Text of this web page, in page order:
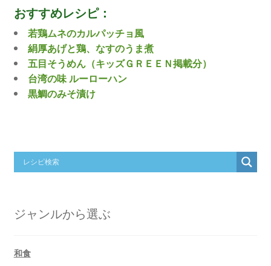
おすすめレシピ：
若鶏ムネのカルパッチョ風
絹厚あげと鶏、なすのうま煮
五目そうめん（キッズＧＲＥＥＮ掲載分）
台湾の味 ルーローハン
黒鯛のみそ漬け
ジャンルから選ぶ
和食